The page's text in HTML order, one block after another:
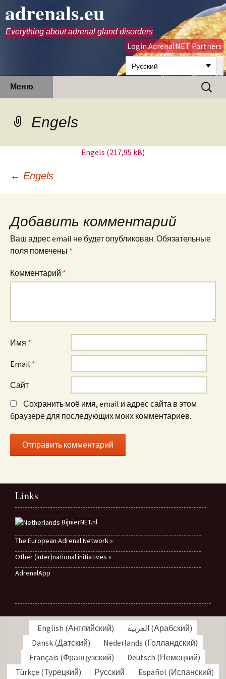
adrenals.eu
Everything about adrenal gland disorders
Login AdrenalNET Partners
Русский
Меню Найти:
Engels
Engels
Навигация
по
← Engels
Добавить комментарий
Ваш адрес email не будет опубликован. Обязательные
поля помечены *
Комментарий *
Имя *
Email *
Сайт
Сохранить моё имя, email и адрес сайта в этом
браузере для последующих моих комментариев.
Links
BijnierNET.nl
The European Adrenal Network »
Other (inter)national initiatives »
AdrenalApp
English (Английский) العربية (Арабский)
Dansk(Датский) Nederlands (Голландский)
Français (Французский) Deutsch (Немецкий)
Türkçe (Турецкий) Русский Español (Испанский)